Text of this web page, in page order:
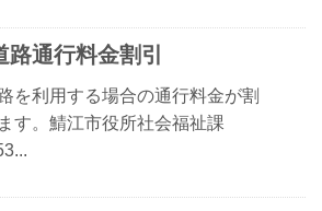
路通行料金割引
を利用する場合の通行料金が割
す。鯖江市役所社会福祉課